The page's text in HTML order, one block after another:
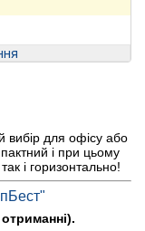
вибір для офісу або
і при цьому
і горизонтально!